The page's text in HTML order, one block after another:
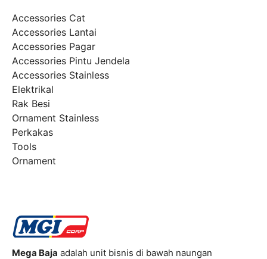
Accessories Cat
Accessories Lantai
Accessories Pagar
Accessories Pintu Jendela
Accessories Stainless
Elektrikal
Rak Besi
Ornament Stainless
Perkakas
Tools
Ornament
Mega Baja adalah unit bisnis di bawah naungan